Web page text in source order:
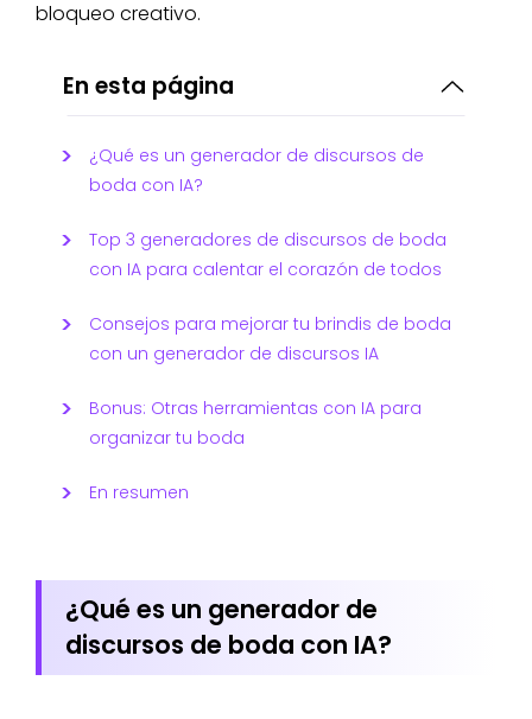
bloqueo creativo.
En esta página
¿Qué es un generador de discursos de
boda con IA?
Top 3 generadores de discursos de boda
con IA para calentar el corazón de todos
Consejos para mejorar tu brindis de boda
con un generador de discursos IA
Bonus: Otras herramientas con IA para
organizar tu boda
En resumen
¿Qué es un generador de
discursos de boda con IA?